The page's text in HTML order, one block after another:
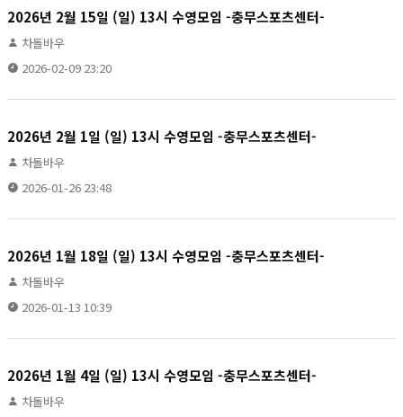
2026년 2월 15일 (일) 13시 수영모임 -충무스포츠센터-
차돌바우
2026-02-09 23:20
2026년 2월 1일 (일) 13시 수영모임 -충무스포츠센터-
차돌바우
2026-01-26 23:48
2026년 1월 18일 (일) 13시 수영모임 -충무스포츠센터-
차돌바우
2026-01-13 10:39
2026년 1월 4일 (일) 13시 수영모임 -충무스포츠센터-
차돌바우